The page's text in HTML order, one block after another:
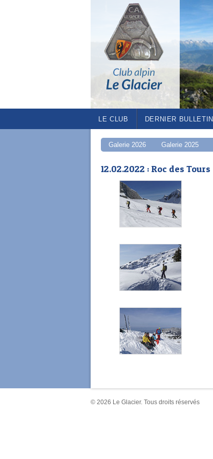
LE CLUB DERNIER BULLETIN
Galerie 2026 Galerie 2025
12.02.2022 : Roc des Tours
© 2026 Le Glacier. Tous droits réservés